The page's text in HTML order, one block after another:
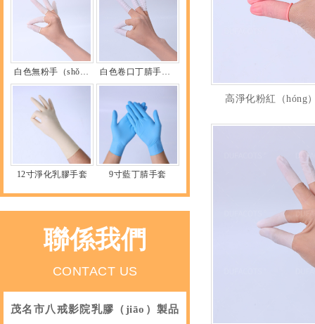
白色無粉手（shǒu）指（zhǐ）套 白色卷口丁腈手指套
12寸淨化乳膠手套 9寸藍丁腈手套
聯係我們
CONTACT US
茂名市八戒影院乳膠（jiāo）製品
高淨化粉紅（hóng